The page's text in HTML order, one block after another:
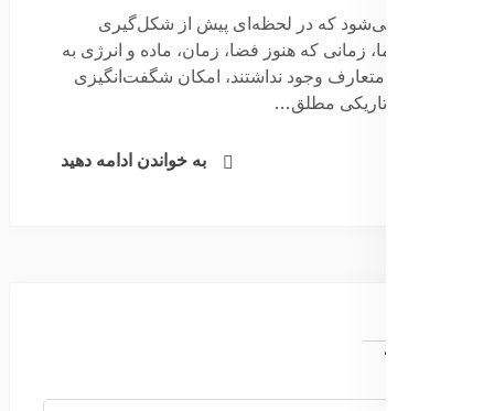
گفته می‌شود که در لحظه‌ای پیش از شکل‌گیری
جهان ما، زمانی که هنوز فضا، زمان، ماده و انرژی به
معنای متعارف وجود نداشتند، امکان شگفت‌انگیزی
در دل تاریکی مطلق...
به خواندن ادامه دهید